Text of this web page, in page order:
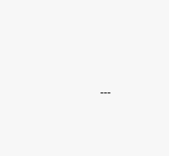
---